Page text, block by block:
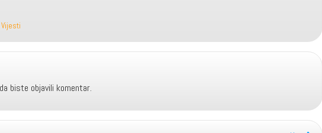
Vijesti
da biste objavili komentar.